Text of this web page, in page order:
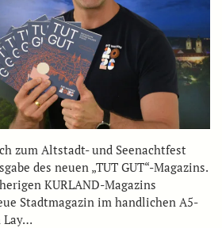
zum Altstadt- und Seenachtfest
des neuen „TUT GUT“-Magazins.
KURLAND-Magazins
Stadtmagazin im handlichen A5-
Lay…